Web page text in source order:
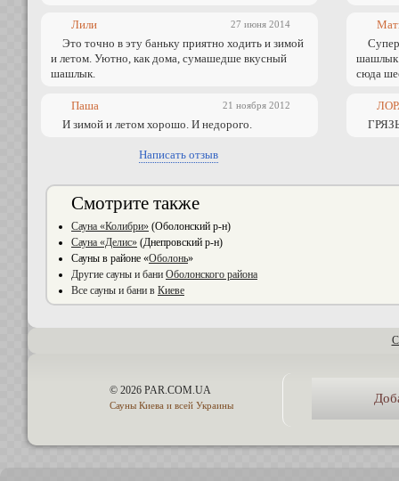
27 июня 2014
Лили
Это точно в эту баньку приятно ходить и зимой
и летом. Уютно, как дома, сумашедше вкусный
шашлык.
21 ноября 2012
Паша
И зимой и летом хорошо. И недорого.
Написать отзыв
шашлык
сюда
Смотрите также
Сауна «Колибри» (Оболонский р-н)
Сауна «Делис» (Днепровский р-н)
Сауны в районе «Оболонь»
Другие сауны и бани Оболонского района
Все сауны и бани в Киеве
© 2026 PAR.COM.UA
Сауны Киева и всей Украины